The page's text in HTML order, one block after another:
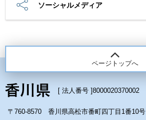
ソーシャルメディア
ページトップへ
[ 法人番号 ]8000020370002
〒760-8570 香川県高松市番町四丁目1番10号